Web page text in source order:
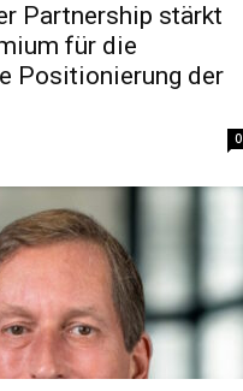
Partnership stärkt
für die
Positionierung der
0